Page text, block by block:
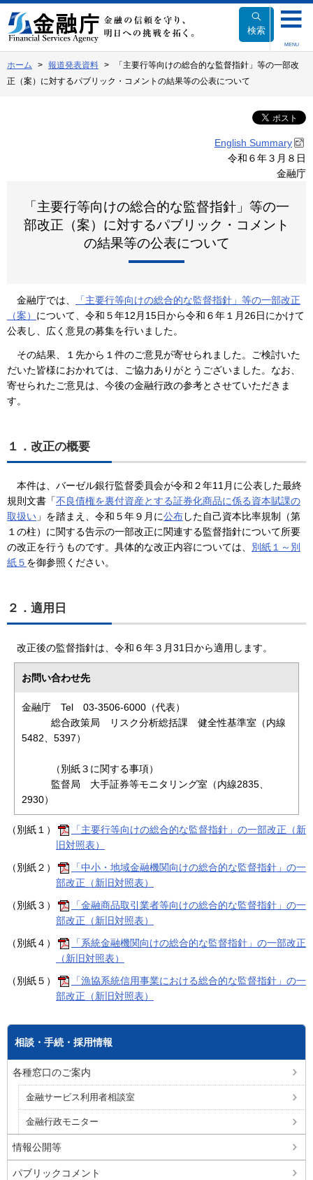
文
へ
動
検索
MENU
ホーム 報道発表資料
「主要行等向けの総合的な監督指針」等の一部改
正（案）に対するパブリック・コメントの結果等の公表について
English Summary
令和６年３月８日
金融庁
「主要行等向けの総合的な監督指針」等の一
部改正（案）に対するパブリック・コメント
の結果等の公表について
金融庁では、
「主要行等向けの総合的な監督指針」等の一部改正
（案） について、令和５年12月15日から令和６年１月26日にかけて
公表し、広く意見の募集を行いました。
その結果、１先から１件のご意見が寄せられました。ご検討いた
だいた皆様におかれては、ご協力ありがとうございました。なお、
寄せられたご意見は、今後の金融行政の参考とさせていただきま
す。
１．改正の概要
本件は、バーゼル銀行監督委員会が令和２年11月に公表した最終
規則文書「不良債権を裏付資産とする証券化商品に係る資本賦課の
取扱い 」を踏まえ、令和５年９月に公布した自己資本比率規制（第
１の柱）に関する告示の一部改正に関連する監督指針について所要
の改正を行うものです。具体的な改正内容については、 別紙１～別
紙５ を御参照ください。
２．適用日
改正後の監督指針は、令和６年３月31日から適用します。
お問い合わせ先
金融庁 Tel 03-3506-6000（代表）
総合政策局 リスク分析総括課 健全性基準室（内線
5482、5397）
（別紙３に関する事項）
監督局 大手証券等モニタリング室（内線2835、
2930）
（別紙１）
「主要行等向けの総合的な監督指針」の一部改正（新
旧対照表）
（別紙２）
「中小・地域金融機関向けの総合的な監督指針」の一
部改正（新旧対照表）
（別紙３）
「金融商品取引業者等向けの総合的な監督指針」の一
部改正（新旧対照表）
（別紙４）
「系統金融機関向けの総合的な監督指針」の一部改正
（新旧対照表）
（別紙５）
「漁協系統信用事業における総合的な監督指針」の一
部改正（新旧対照表）
相談・手続・採用情報
各種窓口のご案内
金融サービス利用者相談室
金融行政モニター
情報公開等
パブリックコメント